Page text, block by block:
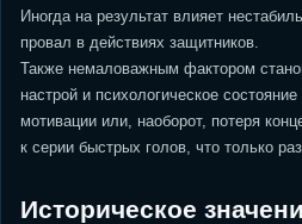
Иногда на результат влияет
провал в действиях защитников.
Также немаловажным фактором
настрой и психологическое
мотивации или, наоборот, потеря
к серии быстрых голов, что только
Историческое